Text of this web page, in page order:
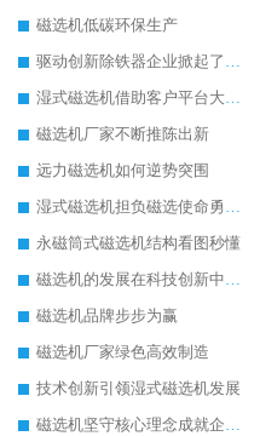
磁选机低碳环保生产
驱动创新除铁器企业掀起了发展风暴
湿式磁选机借助客户平台大放异彩
磁选机厂家不断推陈出新
远力磁选机如何逆势突围
湿式磁选机担负磁选使命勇往直前
永磁筒式磁选机结构看图秒懂
磁选机的发展在科技创新中成为焦点
磁选机品牌步步为赢
磁选机厂家绿色高效制造
技术创新引领湿式磁选机发展
磁选机坚守核心理念成就企业辉煌